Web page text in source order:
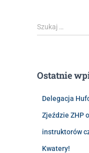
Szukaj …
Ostatnie
Delegacja
Zjeździe ZHP
instruktorów
Kwatery!